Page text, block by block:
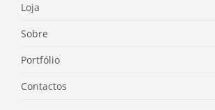
Loja
Sobre
Portfólio
Contactos